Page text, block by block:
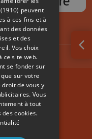
peuvent
à ces fins et à
des données
et des
Vos choix
ce site web.
se fonder sur
sur votre
droit de vous y
. Vous
à tout
cookies.